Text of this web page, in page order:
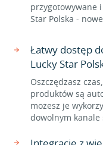
przygotowywane
Star Polska -
Łatwy dostęp
Lucky Star
Oszczędzasz
produktów są
możesz je
dowolnym kanale